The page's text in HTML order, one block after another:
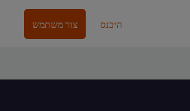
היכנס צור משתמש